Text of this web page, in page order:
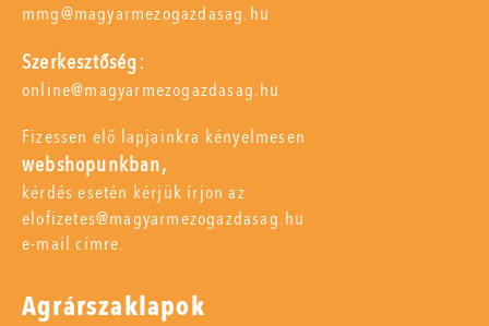
mmg@magyarmezogazdasag.hu
Szerkesztőség:
online@magyarmezogazdasag.hu
Fizessen elő lapjainkra kényelmesen
webshopunkban,
kérdés esetén kérjük írjon az
elofizetes@magyarmezogazdasag.hu
e-mail címre.
Agrárszaklapok